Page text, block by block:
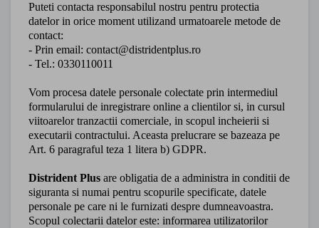
Puteti contacta responsabilul nostru pentru protectia
datelor in orice moment utilizand urmatoarele metode de
contact:
- Prin email: contact@distridentplus.ro
- Tel.: 0330110011
Vom procesa datele personale colectate prin intermediul
formularului de inregistrare online a clientilor si, in cursul
viitoarelor tranzactii comerciale, in scopul incheierii si
executarii contractului. Aceasta prelucrare se bazeaza pe
Art. 6 paragraful teza 1 litera b) GDPR.
Distrident Plus are obligatia de a administra in conditii de
siguranta si numai pentru scopurile specificate, datele
personale pe care ni le furnizati despre dumneavoastra.
Scopul colectarii datelor este: informarea utilizatorilor